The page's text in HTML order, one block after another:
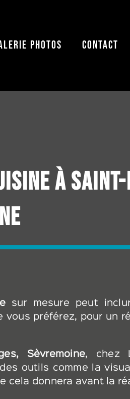
PHOTOS CONTACT
cuisine à
sur mesure peut
préférez, pour un
Sèvremoine, chez
outils comme la
cela donnera avant la